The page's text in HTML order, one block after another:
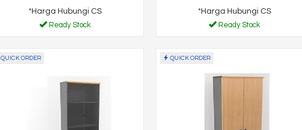
*Harga Hubungi CS
Ready Stock
*Harga Hubungi CS
Ready Stock
QUICK ORDER QUICK ORDER